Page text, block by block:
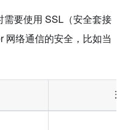
要使用 SSL（安全套接
网络通信的安全，比如当